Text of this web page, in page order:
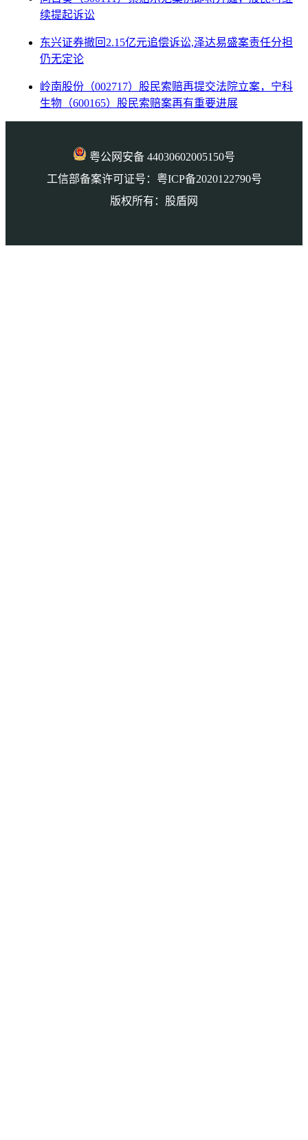
续提起诉讼
东兴证券撤回2.15亿元追偿诉讼,泽达易盛案责任分担
仍无定论
岭南股份（002717）股民索赔再提交法院立案，宁科
生物（600165）股民索赔案再有重要进展
粤公网安备 44030602005150号
工信部备案许可证号：粤ICP备2020122790号
版权所有：股盾网